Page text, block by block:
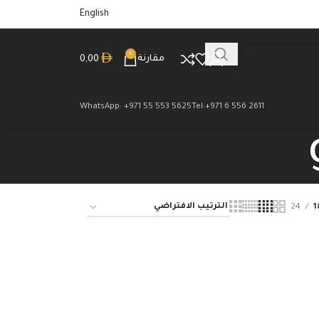
English
مقارنة
0
0,00
Tel:+971 6 556 2611
WhatsApp: +971 55 553 5625
24